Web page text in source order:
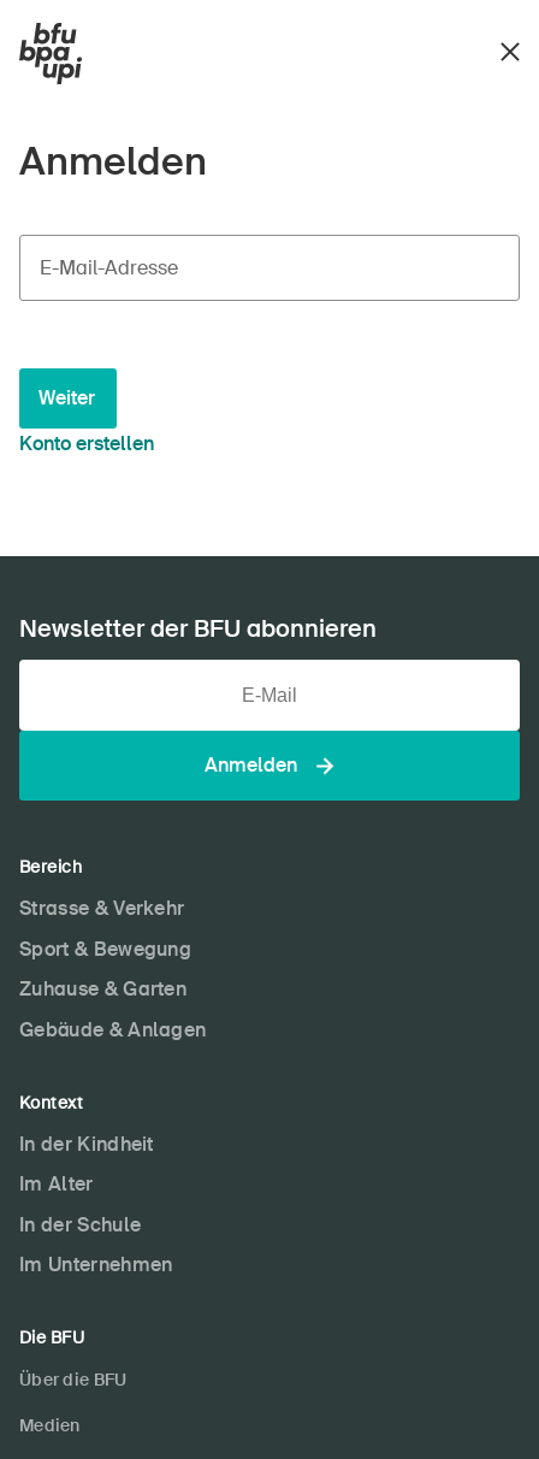
Anmelden
E-Mail-Adresse
Weiter
Konto erstellen
Newsletter der BFU abonnieren
Anmelden
Bereich
Strasse & Verkehr
Sport & Bewegung
Zuhause & Garten
Gebäude & Anlagen
Kontext
In der Kindheit
Im Alter
In der Schule
Im Unternehmen
Die BFU
Über die BFU
Medien